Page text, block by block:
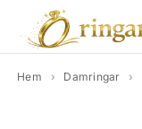
Hem › Damringar ›